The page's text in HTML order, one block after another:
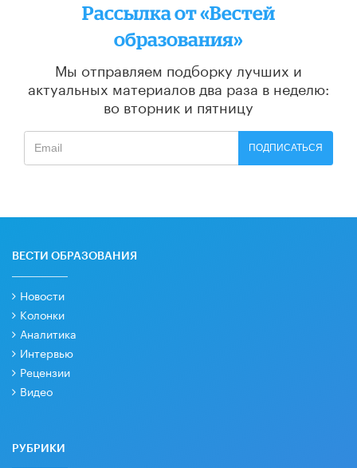
Рассылка от «Вестей
образования»
Мы отправляем подборку лучших и
актуальных материалов два раза в неделю:
во вторник и пятницу
ПОДПИСАТЬСЯ
ВЕСТИ ОБРАЗОВАНИЯ
Новости
Колонки
Аналитика
Интервью
Рецензии
Видео
РУБРИКИ